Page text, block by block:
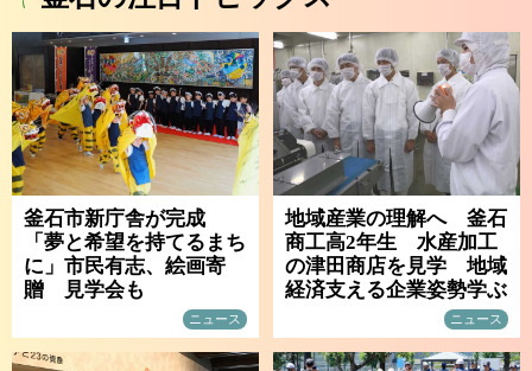
釜石市新庁舎が完成
「夢と希望を持てるまち
に」市民有志、絵画寄
贈 見学会も
ニュース
地域産業の理解へ 釜石
商工高2年生 水産加工
の津田商店を見学 地域
経済支える企業姿勢学ぶ
ニュース